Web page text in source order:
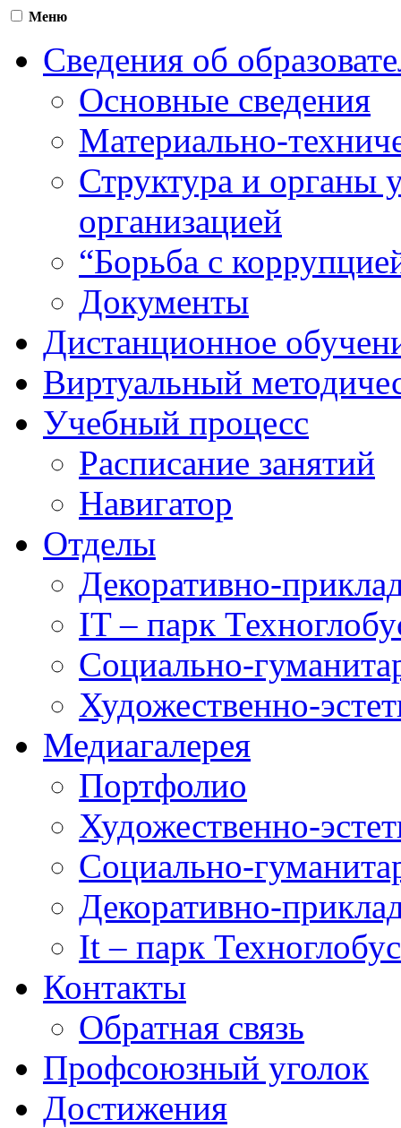
Меню
Сведения об
Основные сведения
Материально-
Структура и органы
организацией
“Борьба с
Документы
Дистанционное
Виртуальный
Учебный процесс
Расписание занятий
Навигатор
Отделы
Декоративно-
IT – парк
Социально-
Художественно-
Медиагалерея
Портфолио
Художественно-
Социально-
Декоративно-
It – парк Техноглобус
Контакты
Обратная связь
Профсоюзный уголок
Достижения